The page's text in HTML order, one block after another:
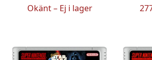
Okänt – Ej i lager